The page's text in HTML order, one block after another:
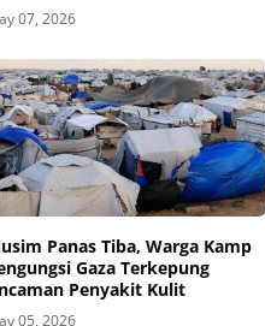
07, 2026
Panas Tiba, Warga Kamp
Gaza Terkepung
Penyakit Kulit
05, 2026